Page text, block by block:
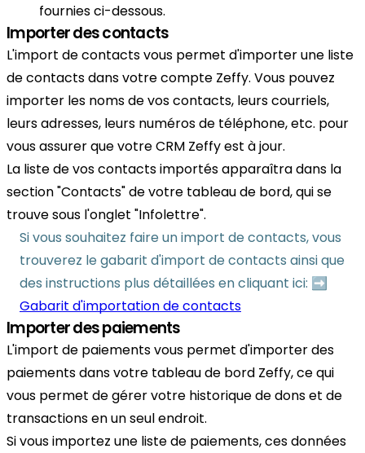
fournies ci-dessous.
Importer des contacts
L'import de contacts vous permet d'importer une liste
de contacts dans votre compte Zeffy. Vous pouvez
importer les noms de vos contacts, leurs courriels,
leurs adresses, leurs numéros de téléphone, etc. pour
vous assurer que votre CRM Zeffy est à jour.
La liste de vos contacts importés apparaîtra dans la
section "Contacts" de votre tableau de bord, qui se
trouve sous l'onglet "Infolettre".
Si vous souhaitez faire un import de contacts, vous
trouverez le gabarit d'import de contacts ainsi que
des instructions plus détaillées en cliquant ici: ➡️
Gabarit d'importation de contacts
Importer des paiements
L'import de paiements vous permet d'importer des
paiements dans votre tableau de bord Zeffy, ce qui
vous permet de gérer votre historique de dons et de
transactions en un seul endroit.
Si vous importez une liste de paiements, ces données